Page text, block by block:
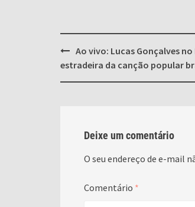
Post
navigation
Ao vivo: Lucas Gonçalves
estradeira da canção popular
Deixe um comentário
O seu endereço de e-mail
Comentário *